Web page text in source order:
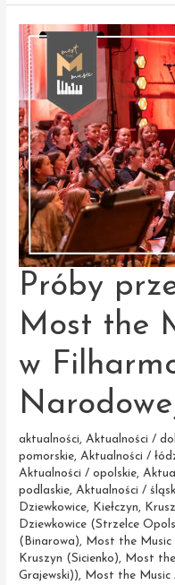
Music
w Filharmonii
Narodowej
Próby
Most the
w
aktualności,Aktualności /
pomorskie,Aktualności /
Aktualności / opolskie,
podlaskie,Aktualności /
Dziewkowice, Kiełczyn,
Dziewkowice (Strzelce
(Binarowa), Most the Music
Kruszyn (Sicienko),
Most
Grajewski)), Most the Music